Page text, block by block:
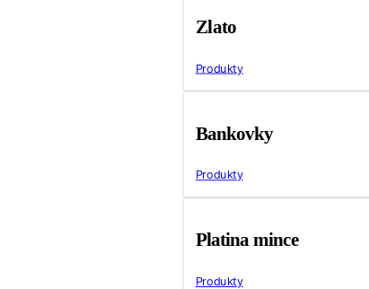
Zlato
Produkty
Bankovky
Produkty
Platina mince
Produkty